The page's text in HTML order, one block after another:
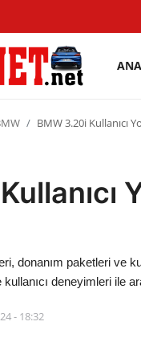
BMW 3.20i Kullanıcı
donanım paketleri ve
deneyimleri ile
- 18:32